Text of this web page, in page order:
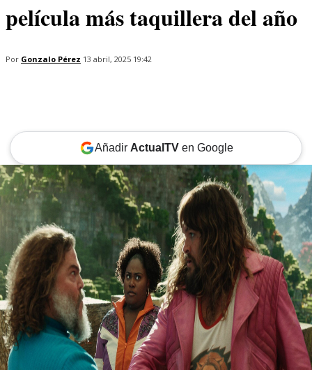
película más taquillera del año
Por Gonzalo Pérez 13 abril, 2025 19:42
Añadir ActualTVen Google